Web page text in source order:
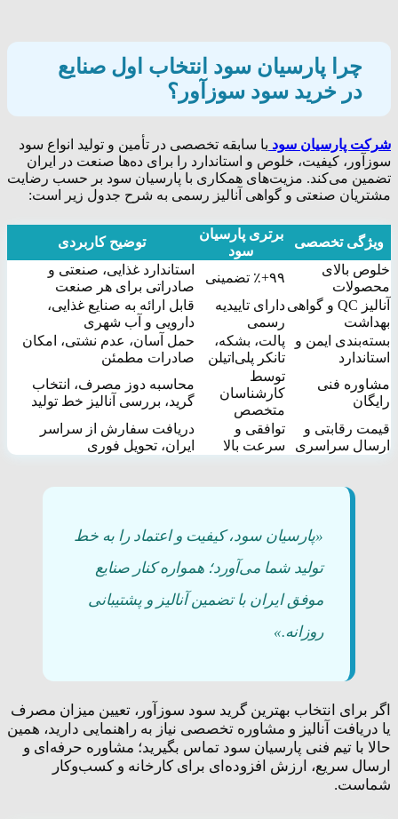
چرا پارسیان سود انتخاب اول صنایع
در خرید سود سوزآور؟
شرکت پارسیان سود با سابقه تخصصی در تأمین و تولید انواع سود
سوزآور، کیفیت، خلوص و استاندارد را برای ده‌ها صنعت در ایران
تضمین می‌کند. مزیت‌های همکاری با پارسیان سود بر حسب رضایت
مشتریان صنعتی و گواهی آنالیز رسمی به شرح جدول زیر است:
ویژگی‌ تخصصی
برتری پارسیان
سود
توضیح کاربردی
خلوص بالای
محصولات
۹۹+٪ تضمینی
استاندارد غذایی، صنعتی و
صادراتی برای هر صنعت
آنالیز QC و گواهی
بهداشت
دارای تاییدیه
رسمی
قابل ارائه به صنایع غذایی،
دارویی و آب شهری
بسته‌بندی ایمن و
استاندارد
پالت، بشکه،
تانکر پلی‌اتیلن
حمل آسان، عدم نشتی، امکان
صادرات مطمئن
مشاوره فنی
رایگان
توسط
کارشناسان
متخصص
محاسبه دوز مصرف، انتخاب
گرید، بررسی آنالیز خط تولید
قیمت رقابتی و
ارسال سراسری
توافقی و
سرعت بالا
دریافت سفارش از سراسر
ایران، تحویل فوری
«پارسیان سود، کیفیت و اعتماد را به خط
تولید شما می‌آورد؛ همواره کنار صنایع
موفق ایران با تضمین آنالیز و پشتیبانی
روزانه.»
اگر برای انتخاب بهترین گرید سود سوزآور، تعیین میزان مصرف
یا دریافت آنالیز و مشاوره تخصصی نیاز به راهنمایی دارید، همین
حالا با تیم فنی پارسیان سود تماس بگیرید؛ مشاوره حرفه‌ای و
ارسال سریع، ارزش افزوده‌ای برای کارخانه و کسب‌وکار
شماست.